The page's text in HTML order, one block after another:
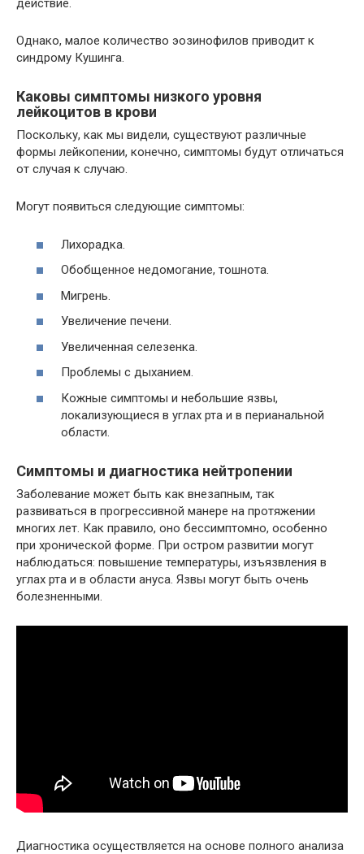
действие.
Однако, малое количество эозинофилов приводит к
синдрому Кушинга.
Каковы симптомы низкого уровня
лейкоцитов в крови
Поскольку, как мы видели, существуют различные
формы лейкопении, конечно, симптомы будут отличаться
от случая к случаю.
Могут появиться следующие симптомы:
Лихорадка.
Обобщенное недомогание, тошнота.
Мигрень.
Увеличение печени.
Увеличенная селезенка.
Проблемы с дыханием.
Кожные симптомы и небольшие язвы,
локализующиеся в углах рта и в перианальной
области.
Симптомы и диагностика нейтропении
Заболевание может быть как внезапным, так
развиваться в прогрессивной манере на протяжении
многих лет. Как правило, оно бессимптомно, особенно
при хронической форме. При остром развитии могут
наблюдаться: повышение температуры, изъязвления в
углах рта и в области ануса. Язвы могут быть очень
болезненными.
Диагностика осуществляется на основе полного анализа